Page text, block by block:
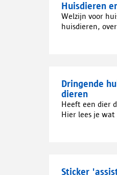
Huisdieren
Welzijn voor
huisdieren,
Dringende
dieren
Heeft een dier
Hier lees je
Sticker